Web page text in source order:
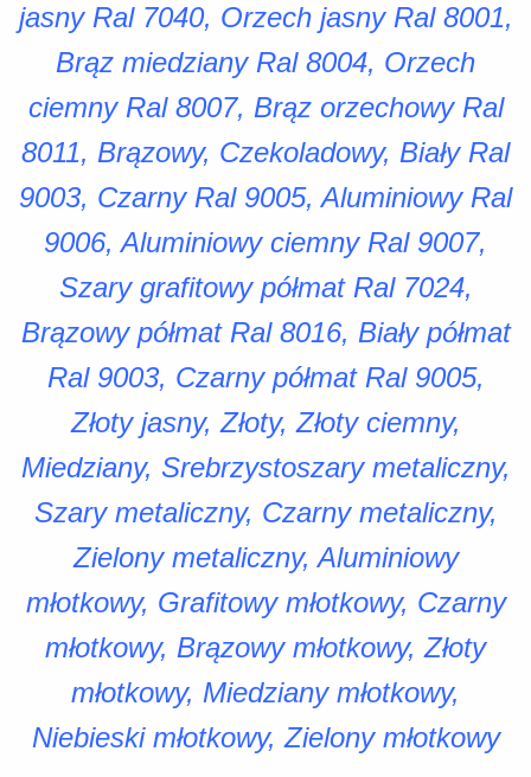
jasny Ral 7040, Orzech jasny Ral 8001,
Brąz miedziany Ral 8004, Orzech
ciemny Ral 8007, Brąz orzechowy Ral
8011, Brązowy, Czekoladowy, Biały Ral
9003, Czarny Ral 9005, Aluminiowy Ral
9006, Aluminiowy ciemny Ral 9007,
Szary grafitowy półmat Ral 7024,
Brązowy półmat Ral 8016, Biały półmat
Ral 9003, Czarny półmat Ral 9005,
Złoty jasny, Złoty, Złoty ciemny,
Miedziany, Srebrzystoszary metaliczny,
Szary metaliczny, Czarny metaliczny,
Zielony metaliczny, Aluminiowy
młotkowy, Grafitowy młotkowy, Czarny
młotkowy, Brązowy młotkowy, Złoty
młotkowy, Miedziany młotkowy,
Niebieski młotkowy, Zielony młotkowy